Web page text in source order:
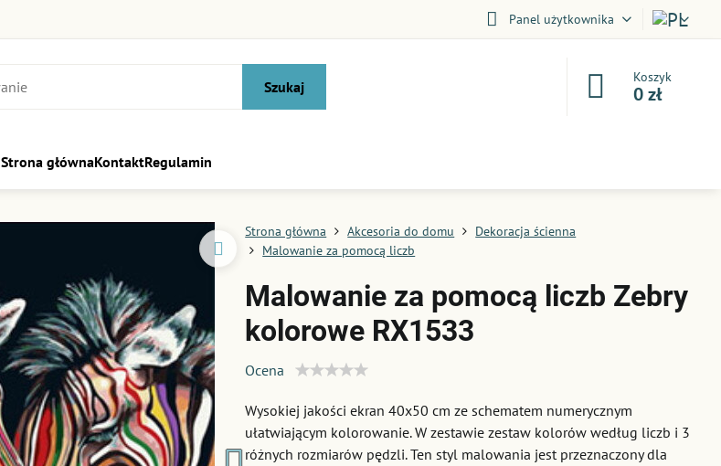
Panel użytkownika
Szukaj
Koszyk
0 zł
Strona głównaKontaktRegulamin
Strona główna Akcesoria do domu
Dekoracja ścienna
Malowanie za pomocą liczb
Malowanie za pomocą liczb Zebry
kolorowe RX1533
Ocena
Wysokiej jakości ekran 40x50 cm ze schematem numerycznym
ułatwiającym kolorowanie. W zestawie zestaw kolorów według liczb i 3
różnych rozmiarów pędzli. Ten styl malowania jest przeznaczony dla